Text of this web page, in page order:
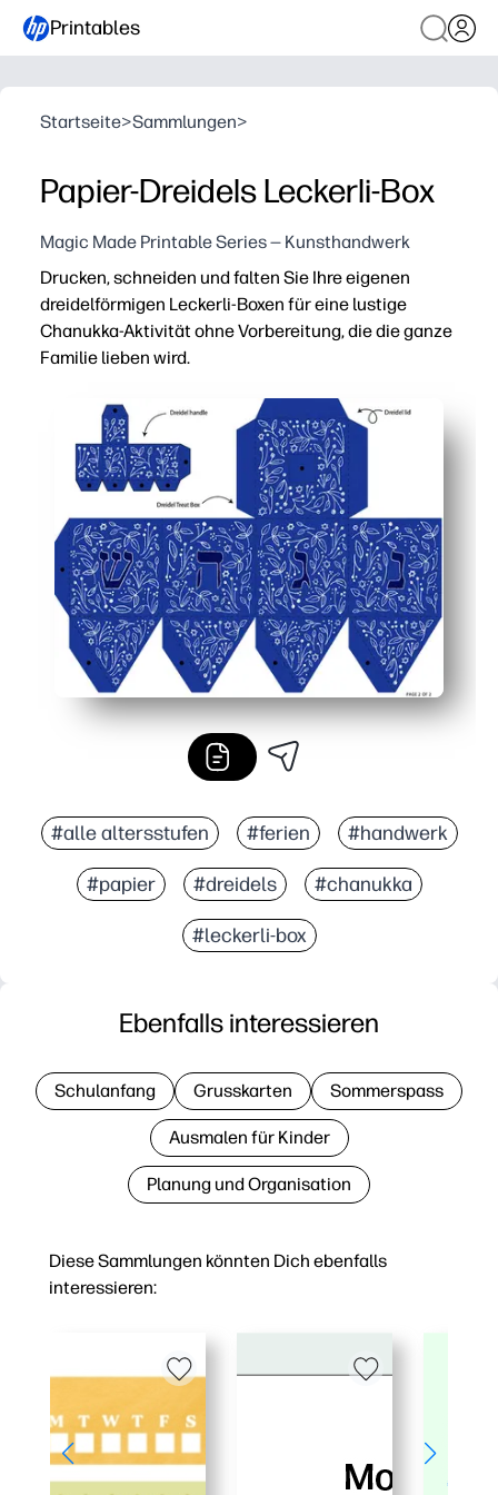
Printables
Startseite>Sammlungen>
Papier-Dreidels Leckerli-Box
Magic Made Printable Series — Kunsthandwerk
Drucken, schneiden und falten Sie Ihre eigenen
dreidelförmigen Leckerli-Boxen für eine lustige
Chanukka-Aktivität ohne Vorbereitung, die die ganze
Familie lieben wird.
In wenigen Minuten fertig — einfach auf Karton
Fesselt Kinder beim Basteln und trainiert gleichzeitig
Perfekt für Feierlichkeiten im Klassenzimmer, als
Budgetfreundlich und übersichtlich — verwenden Sie
#alle altersstufen #ferien #handwerk
#papier #dreidels #chanukka
#leckerli-box
Diese Sammlungen könnten Dich ebenfalls
interessieren:
Ebenfalls interessieren
Schulanfang Grusskarten Sommerspass
Ausmalen für Kinder
Planung und Organisation